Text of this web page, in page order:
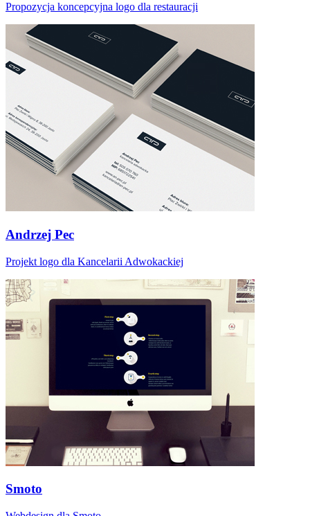
Propozycja koncepcyjna logo dla restauracji
Andrzej Pec
Projekt logo dla Kancelarii Adwokackiej
Smoto